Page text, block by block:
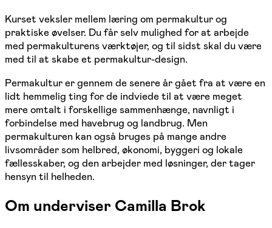
Kurset veksler mellem læring om permakultur og
praktiske øvelser. Du får selv mulighed for at arbejde
med permakulturens værktøjer, og til sidst skal du være
med til at skabe et permakultur-design.
Permakultur er gennem de senere år gået fra at være en
lidt hemmelig ting for de indviede til at være meget
mere omtalt i forskellige sammenhænge, navnligt i
forbindelse med havebrug og landbrug. Men
permakulturen kan også bruges på mange andre
livsområder som helbred, økonomi, byggeri og lokale
fællesskaber, og den arbejder med løsninger, der tager
hensyn til helheden.
Om underviser Camilla Brok